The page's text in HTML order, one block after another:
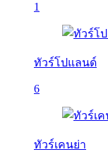
1
ทัวร์โปแลนด์
6
ทัวร์เคนย่า